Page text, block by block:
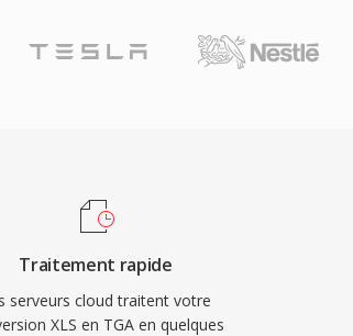
Traitement rapide
serveurs cloud traitent votre
XLS en TGA en quelques